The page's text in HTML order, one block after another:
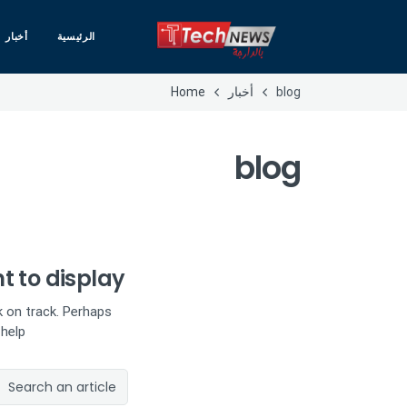
الرئيسية أخبار
blog أخبار Home
blog
to display
track. Perhaps